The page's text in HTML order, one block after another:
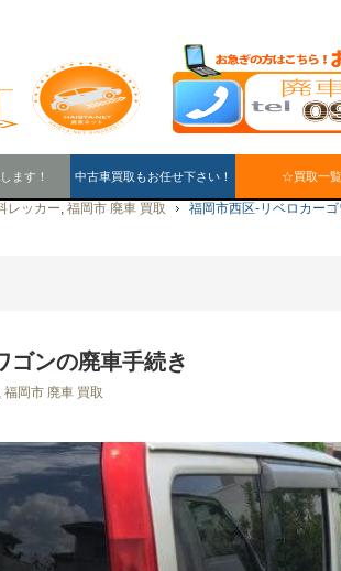
ます！ 中古車買取もお任せ下さい！ ☆買取一
レッカー, 福岡市 廃車 買取 福岡市西区-リベロカー
ゴンの廃車手続き
, 福岡市 廃車 買取